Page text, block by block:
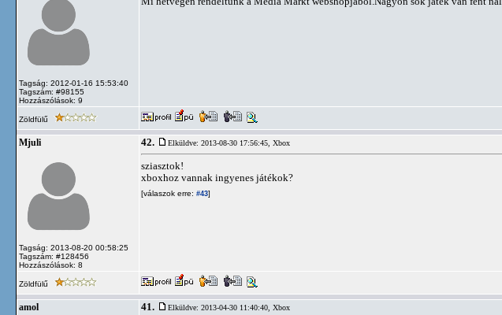
Tagság: 2012-01-16 15:53:40
Tagszám: #98155
Hozzászólások: 9
Zöldfülű
Mjuli
Tagság: 2013-08-20 00:58:25
Tagszám: #128456
Hozzászólások: 8
42. Elküldve: 2013-08-30 17:56:45, Xbox
sziasztok!
xboxhoz vannak ingyenes játékok?
[válaszok erre: #43]
Zöldfülű
amol 41. Elküldve: 2013-04-30 11:40:40, Xbox